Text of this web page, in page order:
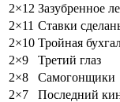
2×12 Зазубренное
2×11 Ставки
2×10 Тройная
2×9
Третий глаз
2×8
Самогонщики
2×7
Последний